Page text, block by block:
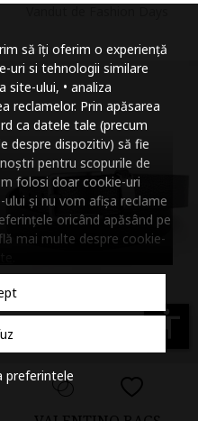
să îți oferim o experiență
uri si tehnologii similare
site-ului, • analiza
reclamelor. Prin apăsarea
ca datele tale (precum
despre dispozitiv) să fie
pentru scopurile de
folosi doar cookie-uri
și nu vom afișa reclame
oricând apăsând pe
mai multe despre cookie-
preferintele
accessibility
Micsoreaza
Mareste spatierea
Micsoreaza
Mareste inaltimea
Micsoreaza
Inverseaza culorile
Nuante de gri
Cursor mare
Dezactiveaza